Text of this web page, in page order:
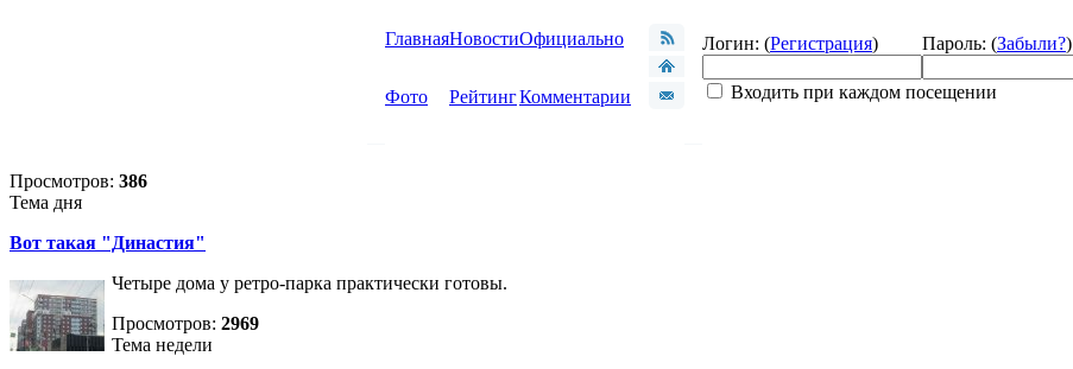
ГлавнаяНовостиОфициально
Фото РейтингКомментарии
Логин: (Регистрация) Пароль: (Забыли?)
Входить при каждом посещении
Просмотров: 386
Тема дня
Вот такая "Династия"
Четыре дома у ретро-парка практически готовы.
Просмотров: 2969
Тема недели